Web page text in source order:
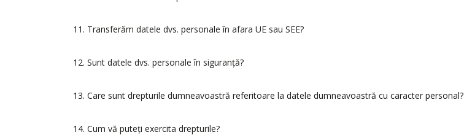
11. Transferăm datele dvs. personale în afara UE sau SEE?
12. Sunt datele dvs. personale în siguranţă?
13. Care sunt drepturile dumneavoastră referitoare la datele dumneavoastră cu caracter personal?
14. Cum vă puteţi exercita drepturile?